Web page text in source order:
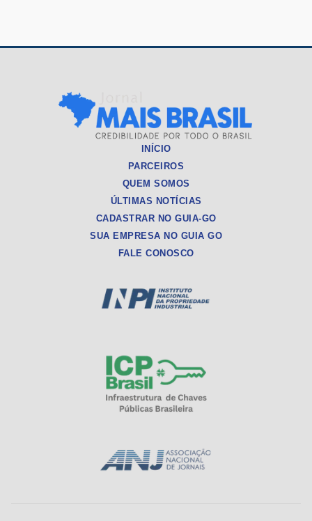
INÍCIO
PARCEIROS
QUEM SOMOS
ÚLTIMAS NOTÍCIAS
CADASTRAR NO GUIA-GO
SUA EMPRESA NO GUIA GO
FALE CONOSCO